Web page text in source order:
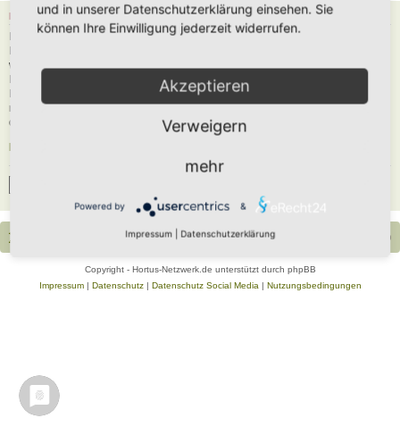
REGISTRIEREN
Du musst in diesem Forum registriert sein, um dich anmelden zu können. Die
weitere Funktionen zuzugreifen. Die Board-Administration kann registrierten
Benutzern auch zusätzliche Berechtigungen zuweisen. Beachte bitte unsere
Nutzungsbedingungen und die verwandten Regelungen, bevor du dich
registrierst. Bitte beachte auch die jeweiligen Forenregeln, wenn du dich in
diesem Board bewegst.
Foren-Übersicht Alle Zeiten sind UTC+02:00
Copyright - Hortus-Netzwerk.de unterstützt durch phpBB
Impressum| Datenschutz| Datenschutz Social Media Nutzungsbedingungen
und in unserer Datenschutzerklärung einsehen. Sie
können Ihre Einwilligung jederzeit widerrufen.
Akzeptieren
Verweigern
mehr
Powered by &
Impressum Datenschutzerklärung